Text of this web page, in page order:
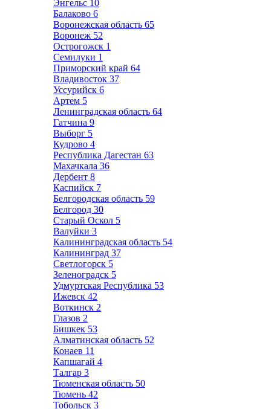
Энгельс 10
Балаково 6
Воронежская область 65
Воронеж 52
Острогожск 1
Семилуки 1
Приморский край 64
Владивосток 37
Уссурийск 6
Артем 5
Ленинградская область 64
Гатчина 9
Выборг 5
Кудрово 4
Республика Дагестан 63
Махачкала 36
Дербент 8
Каспийск 7
Белгородская область 59
Белгород 30
Старый Оскол 5
Валуйки 3
Калининградская область 54
Калининград 37
Светлогорск 5
Зеленоградск 5
Удмуртская Республика 53
Ижевск 42
Воткинск 2
Глазов 2
Бишкек 53
Алматинская область 52
Конаев 11
Капшагай 4
Талгар 3
Тюменская область 50
Тюмень 42
Тобольск 3